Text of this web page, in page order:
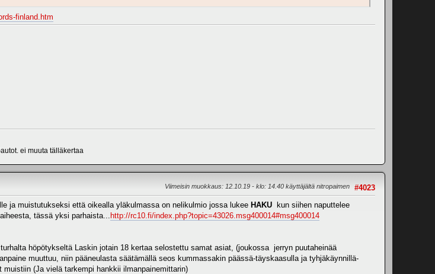
finland.htm
ei muuta tälläkertaa
#4023
Viimeisin muokkaus: 12.10.19 - klo: 14.40 käyttäjältä nitropaimen
ja muistutukseksi että oikealla yläkulmassa on nelikulmio jossa lukee HAKU kun siihen naputtelee
tässä yksi parhaista...
http://rc10.fi/index.php?topic=43026.msg400014#msg400014
höpötykseltä Laskin jotain 18 kertaa selostettu samat asiat, (joukossa jerryn puutaheinää
muuttuu, niin pääneulasta säätämällä seos kummassakin päässä-täyskaasulla ja tyhjäkäynnillä-
(Ja vielä tarkempi hankkii ilmanpainemittarin)